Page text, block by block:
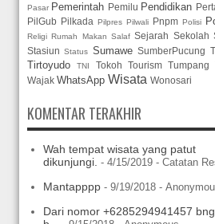
Pasar Pemerintah Pemilu Pendidikan
PilGub Pilkada Pilpres Pilwali Pnpm Polisi
Religi Rumah Makan Salaf Sejarah Sekolah
Stasiun Status Sumawe SumberPucung
Tirtoyudo
TNI Tokoh Tourism Tumpang
Wajak WhatsApp Wisata Wonosari
KOMENTAR TERAKHIR
Wah tempat wisata yang patut
dikunjungi. - 4/15/2019 - Catatan
Mantapppp - 9/19/2018 -
Dari nomor +6285294941457